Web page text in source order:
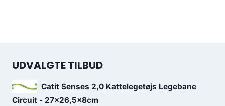
UDVALGTE TILBUD
Catit Senses 2,0 Kattelegetøjs Legebane
Circuit - 27x26,5x8cm